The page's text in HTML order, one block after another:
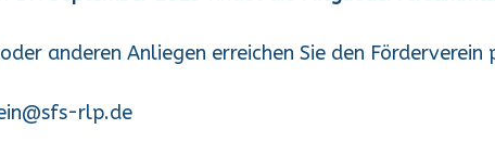
anderen Anliegen erreichen Sie den Förderverein
rlp.de